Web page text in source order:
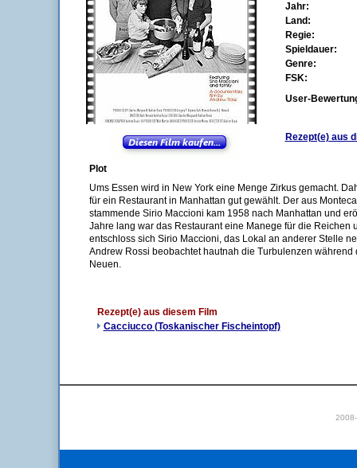
Jahr:
Land:
Regie:
Spieldauer:
Genre:
FSK:
User-
Rezept(e) aus
Plot
Ums Essen wird in New York eine Menge Zirkus gemacht.
für ein Restaurant in Manhattan gut gewählt. Der aus
stammende Sirio Maccioni kam 1958 nach Manhattan und
Jahre lang war das Restaurant eine Manege für die Reichen
entschloss sich Sirio Maccioni, das Lokal an anderer Stelle
Andrew Rossi beobachtet hautnah die Turbulenzen während
Neuen.
Rezept(e) aus diesem Film
Cacciucco (Toskanischer Fischeintopf)